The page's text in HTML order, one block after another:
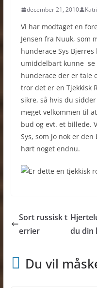
december 21, 2010
Vi har modtaget en
Jensen fra Nuuk, som
hunderace Sys
umiddelbart kunne
hunderace der er tale
tror det er en Tjekkisk
sikre, så hvis du
meget velkommen til
bud og evt. et billede.
Sys, som jo nok er
hørt noget endnu.
Sort russisk t
errier
du din
Du vil